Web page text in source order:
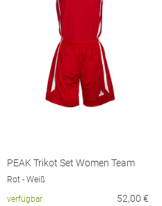
PEAK Trikot Set Women Team
Rot - Weiß
verfügbar
52,00 €